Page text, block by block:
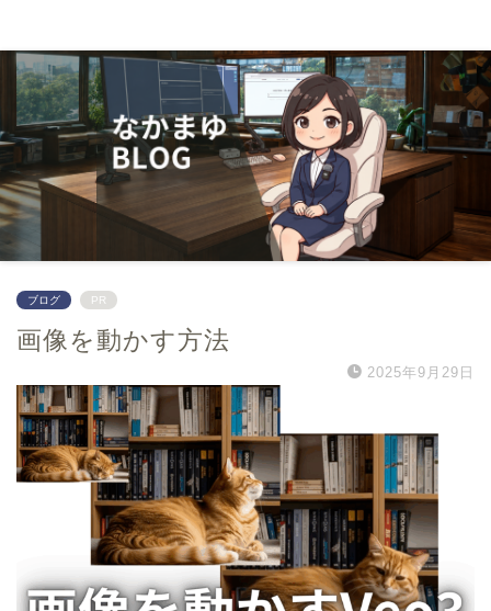
ブログ PR
画像を動かす方法
2025年9月29日